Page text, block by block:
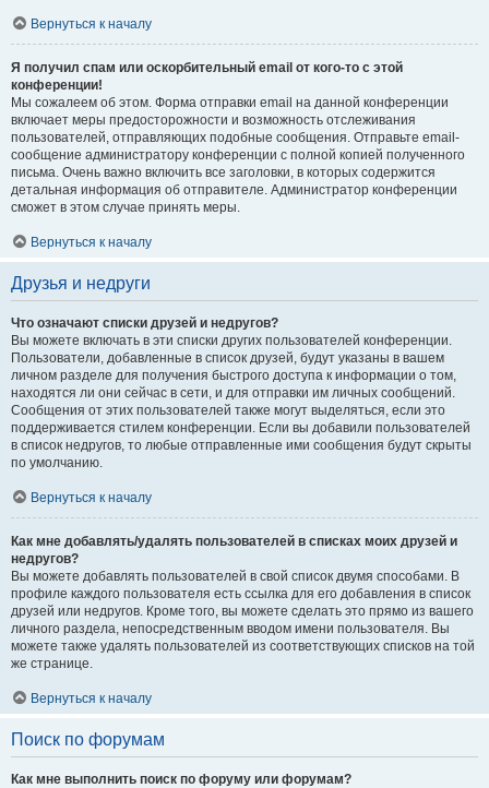
Вернуться к началу
Я получил спам или оскорбительный email от кого-то с этой
конференции!
Мы сожалеем об этом. Форма отправки email на данной конференции
включает меры предосторожности и возможность отслеживания
пользователей, отправляющих подобные сообщения. Отправьте email-
сообщение администратору конференции с полной копией полученного
письма. Очень важно включить все заголовки, в которых содержится
детальная информация об отправителе. Администратор конференции
сможет в этом случае принять меры.
Вернуться к началу
Друзья и недруги
Что означают списки друзей и недругов?
Вы можете включать в эти списки других пользователей конференции.
Пользователи, добавленные в список друзей, будут указаны в вашем
личном разделе для получения быстрого доступа к информации о том,
находятся ли они сейчас в сети, и для отправки им личных сообщений.
Сообщения от этих пользователей также могут выделяться, если это
поддерживается стилем конференции. Если вы добавили пользователей
в список недругов, то любые отправленные ими сообщения будут скрыты
по умолчанию.
Вернуться к началу
Как мне добавлять/удалять пользователей в списках моих друзей и
недругов?
Вы можете добавлять пользователей в свой список двумя способами. В
профиле каждого пользователя есть ссылка для его добавления в список
друзей или недругов. Кроме того, вы можете сделать это прямо из вашего
личного раздела, непосредственным вводом имени пользователя. Вы
можете также удалять пользователей из соответствующих списков на той
же странице.
Вернуться к началу
Поиск по форумам
Как мне выполнить поиск по форуму или форумам?